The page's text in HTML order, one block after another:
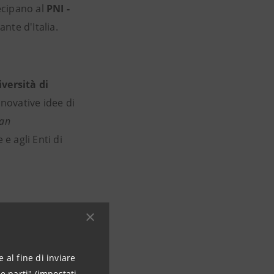
al fine di inviare
al PNI -
d'Italia.
di
idee di
e agli Enti di